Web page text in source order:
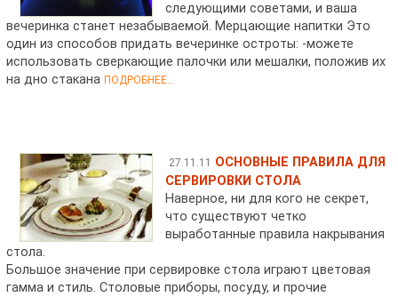
следующими советами, и ваша
вечеринка станет незабываемой. Мерцающие напитки Это
один из способов придать вечеринке остроты: -можете
использовать сверкающие палочки или мешалки, положив их
на дно стаканаПОДРОБНЕЕ...
27.11.11
ОСНОВНЫЕ ПРАВИЛА ДЛЯ
СЕРВИРОВКИ СТОЛА
Наверное, ни для кого не секрет,
что существуют четко
выработанные правила накрывания
стола.
Большое значение при сервировке стола играют цветовая
гамма и стиль. Столовые приборы, посуду, и прочие